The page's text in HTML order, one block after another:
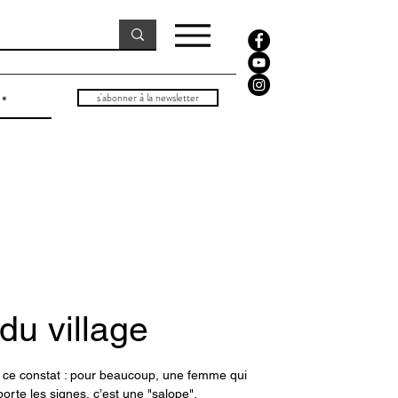
s'abonner à la newsletter
village
constat : pour beaucoup, une femme qui
les signes, c’est une "salope".